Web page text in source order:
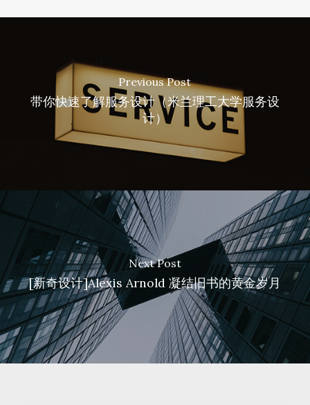
Previous Post
带你快速了解服务设计（米兰理工大学服务设
计）
Next Post
[新奇设计]Alexis Arnold 凝结旧书的黄金岁月